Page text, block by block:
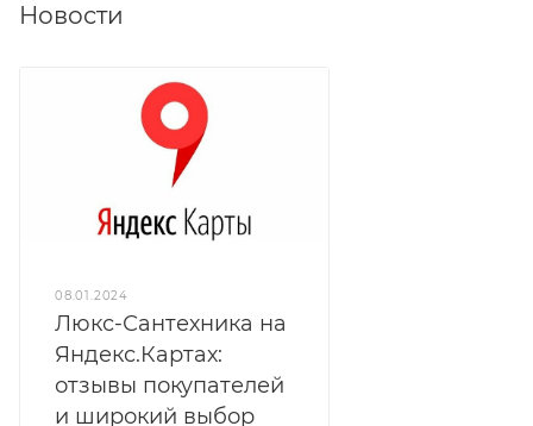
Новости
08.01.2024
Люкс-Сантехника на
Яндекс.Картах:
отзывы покупателей
и широкий выбор